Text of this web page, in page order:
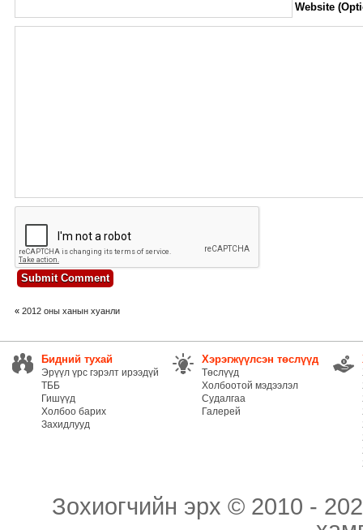
Website
« 2012 оны ханын хуанли
Бидний тухай
Эрүүл үрс гэрэлт ирээдүй
ТББ
Гишүүд
Холбоо барих
Захидлууд
Хэрэгжүүлсэн төслүүд
Төслүүд
Холбоотой мэдээлэл
Судалгаа
Галерей
Зохиогчийн эрх © 2010 -